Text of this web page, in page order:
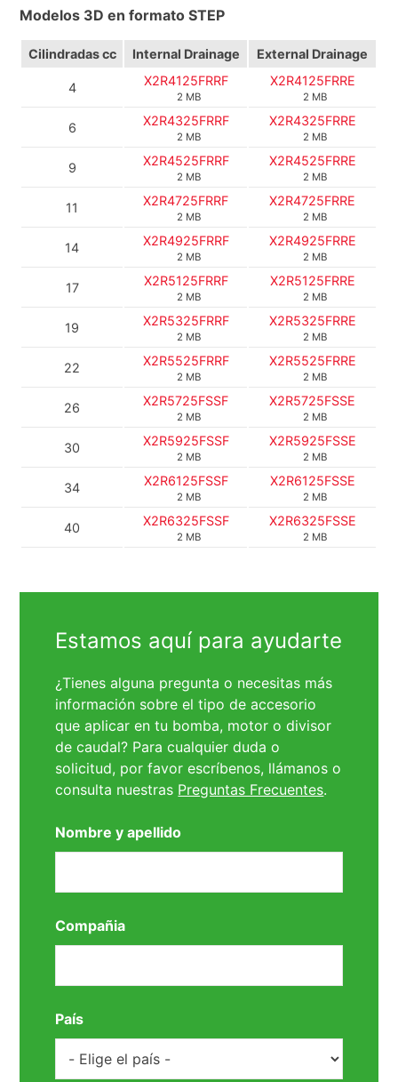
Modelos 3D en formato STEP
Cilindradas cc Internal Drainage External Drainage
4 X2R4125FRRF
2 MB
X2R4125FRRE
2 MB
6 X2R4325FRRF
2 MB
X2R4325FRRE
2 MB
9 X2R4525FRRF
2 MB
X2R4525FRRE
2 MB
11 X2R4725FRRF
2 MB
X2R4725FRRE
2 MB
14 X2R4925FRRF
2 MB
X2R4925FRRE
2 MB
17 X2R5125FRRF
2 MB
X2R5125FRRE
2 MB
19 X2R5325FRRF
2 MB
X2R5325FRRE
2 MB
22 X2R5525FRRF
2 MB
X2R5525FRRE
2 MB
26 X2R5725FSSF
2 MB
X2R5725FSSE
2 MB
30 X2R5925FSSF
2 MB
X2R5925FSSE
2 MB
34 X2R6125FSSF
2 MB
X2R6125FSSE
2 MB
40 X2R6325FSSF
2 MB
X2R6325FSSE
2 MB
Estamos aquí para ayudarte
¿Tienes alguna pregunta o necesitas más
información sobre el tipo de accesorio
que aplicar en tu bomba, motor o divisor
de caudal? Para cualquier duda o
solicitud, por favor escríbenos, llámanos o
consulta nuestras Preguntas Frecuentes.
Nombre y apellido
Compañia
País